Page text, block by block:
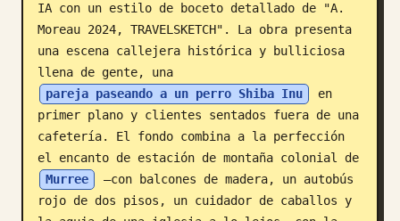
Actualizaciones
IA con un estilo de boceto detallado de "A.
Moreau 2024, TRAVELSKETCH". La obra presenta
una escena callejera histórica y bulliciosa
llena de gente, una
pareja paseando a un perro Shiba Inu
en
primer plano y clientes sentados fuera de una
cafetería. El fondo combina a la perfección
Murree
—con balcones de madera, un autobús
rojo de dos pisos, un cuidador de caballos y